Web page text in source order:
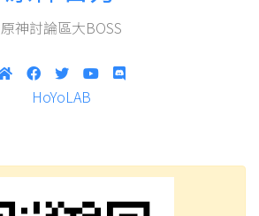
原神討論區大BOSS
HoYoLAB